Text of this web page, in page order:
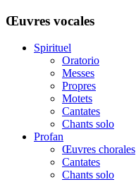
Œuvres vocales
Spirituel
Oratorio
Messes
Propres
Motets
Cantates
Chants solo
Profan
Œuvres chorales
Cantates
Chants solo